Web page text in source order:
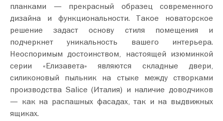
планками — прекрасный образец современного
дизайна и функциональности. Такое новаторское
решение задаст основу стиля помещения и
подчеркнет уникальность вашего интерьера.
Неоспоримым достоинством, настоящей изюминкой
серии «Елизавета» являются складные двери,
силиконовый пыльник на стыке между створками
производства Salice (Италия) и наличие доводчиков
— как на распашных фасадах, так и на выдвижных
ящиках.